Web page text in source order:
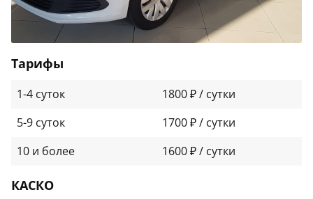
Тарифы
1-4 суток
1800 ₽ / сутки
5-9 суток
1700 ₽ / сутки
10 и более
1600 ₽ / сутки
КАСКО